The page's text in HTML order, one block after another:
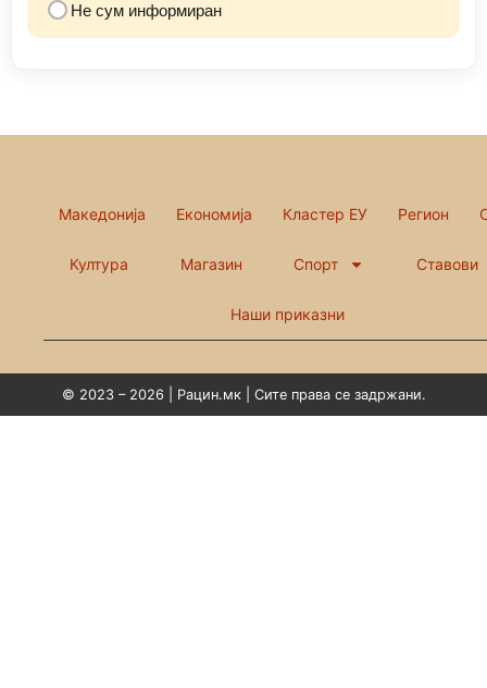
Не сум информиран
Македонија Економија Кластер ЕУ Регион
Култура Магазин Спорт Ставови
Наши приказни
© 2023 – 2026 | Рацин.мк | Сите права се задржани.